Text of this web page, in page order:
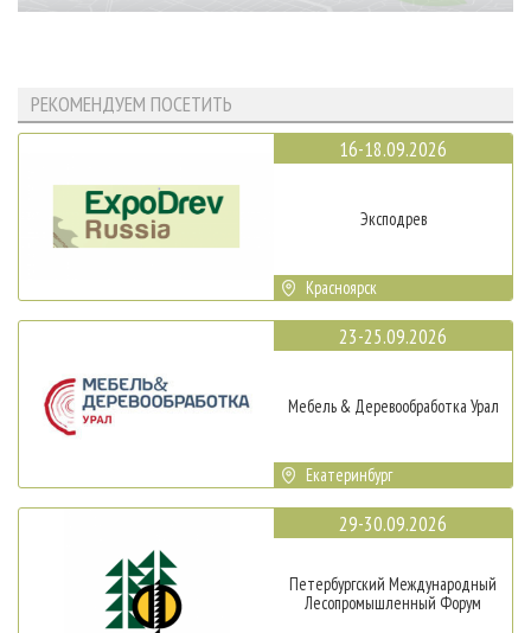
РЕКОМЕНДУЕМ ПОСЕТИТЬ
16-18.09.2026
Эксподрев
Красноярск
23-25.09.2026
Мебель & Деревообработка Урал
Екатеринбург
29-30.09.2026
Петербургский Международный
Лесопромышленный Форум